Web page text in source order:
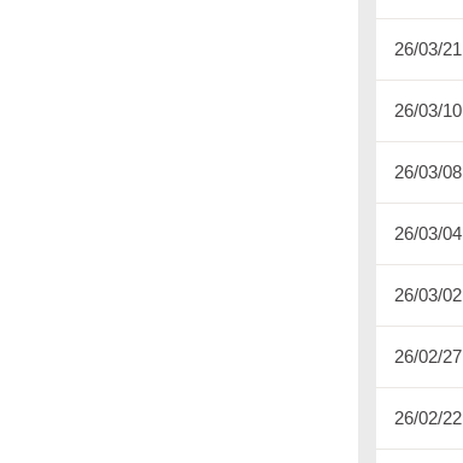
26/03/21
26/03/10
26/03/08
26/03/04
26/03/02
26/02/27
26/02/22